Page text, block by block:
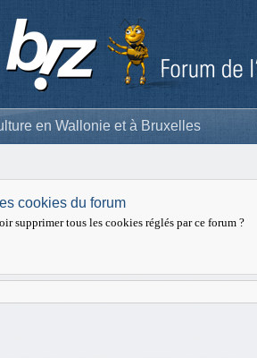
en Wallonie et à Bruxelles
cookies du forum
supprimer tous les cookies réglés par ce forum ?